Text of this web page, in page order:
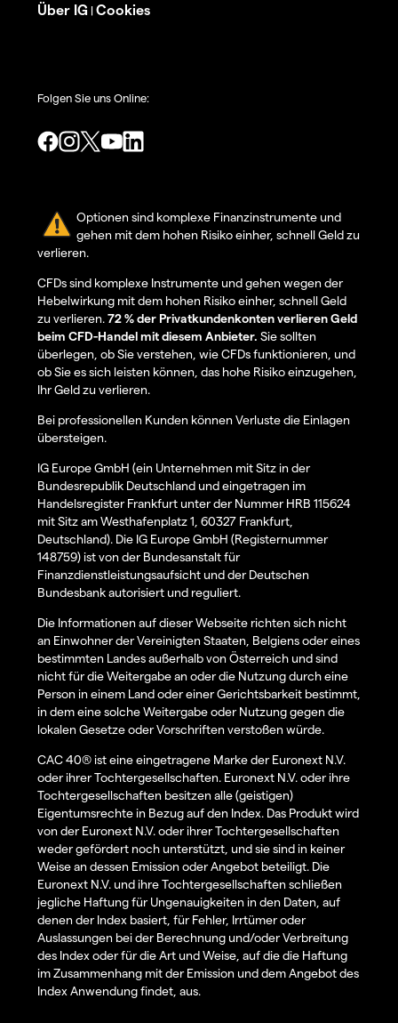
Über IG | Cookies
Folgen Sie uns Online:
Optionen sind komplexe Finanzinstrumente und
gehen mit dem hohen Risiko einher, schnell Geld zu
verlieren.
CFDs sind komplexe Instrumente und gehen wegen der
Hebelwirkung mit dem hohen Risiko einher, schnell Geld
zu verlieren.72 % der Privatkundenkonten verlieren Geld
beim CFD-Handel mit diesem Anbieter. Sie sollten
überlegen, ob Sie verstehen, wie CFDs funktionieren, und
ob Sie es sich leisten können, das hohe Risiko einzugehen,
Ihr Geld zu verlieren.
Bei professionellen Kunden können Verluste die Einlagen
übersteigen.
IG Europe GmbH (ein Unternehmen mit Sitz in der
Bundesrepublik Deutschland und eingetragen im
Handelsregister Frankfurt unter der Nummer HRB 115624
mit Sitz am Westhafenplatz 1, 60327 Frankfurt,
Deutschland). Die IG Europe GmbH (Registernummer
148759) ist von der Bundesanstalt für
Finanzdienstleistungsaufsicht und der Deutschen
Bundesbank autorisiert und reguliert.
Die Informationen auf dieser Webseite richten sich nicht
an Einwohner der Vereinigten Staaten, Belgiens oder eines
bestimmten Landes außerhalb von Österreich und sind
nicht für die Weitergabe an oder die Nutzung durch eine
Person in einem Land oder einer Gerichtsbarkeit bestimmt,
in dem eine solche Weitergabe oder Nutzung gegen die
lokalen Gesetze oder Vorschriften verstoßen würde.
CAC 40® ist eine eingetragene Marke der Euronext N.V.
oder ihrer Tochtergesellschaften. Euronext N.V. oder ihre
Tochtergesellschaften besitzen alle (geistigen)
Eigentumsrechte in Bezug auf den Index. Das Produkt wird
von der Euronext N.V. oder ihrer Tochtergesellschaften
weder gefördert noch unterstützt, und sie sind in keiner
Weise an dessen Emission oder Angebot beteiligt. Die
Euronext N.V. und ihre Tochtergesellschaften schließen
jegliche Haftung für Ungenauigkeiten in den Daten, auf
denen der Index basiert, für Fehler, Irrtümer oder
Auslassungen bei der Berechnung und/oder Verbreitung
des Index oder für die Art und Weise, auf die die Haftung
im Zusammenhang mit der Emission und dem Angebot des
Index Anwendung findet, aus.